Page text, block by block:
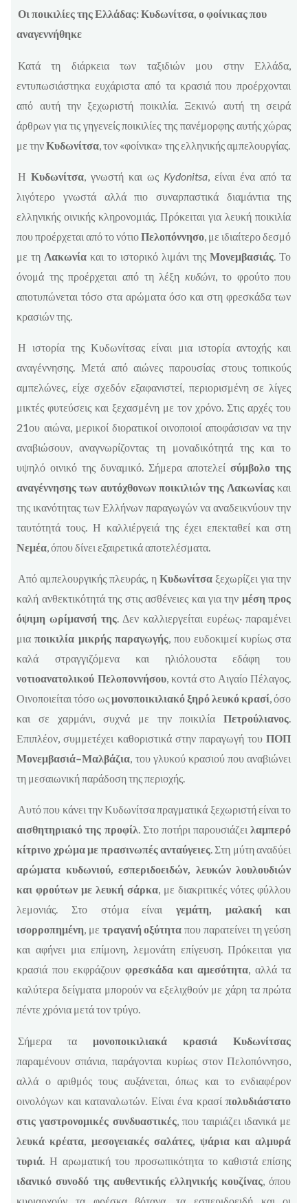
Οι ποικιλίες της Ελλάδας: Κυδωνίτσα, ο φοίνικας που
αναγεννήθηκε
Κατά τη διάρκεια των ταξιδιών μου στην Ελλάδα,
εντυπωσιάστηκα ευχάριστα από τα κρασιά που προέρχονται
από αυτή την ξεχωριστή ποικιλία. Ξεκινώ αυτή τη σειρά
άρθρων για τις γηγενείς ποικιλίες της πανέμορφης αυτής χώρας
με τηνΚυδωνίτσα, τον «φοίνικα» της ελληνικής αμπελουργίας.
ΗΚυδωνίτσα, γνωστή και ως Kydonitsa, είναι ένα από τα
λιγότερο γνωστά αλλά πιο συναρπαστικά διαμάντια της
ελληνικής οινικής κληρονομιάς. Πρόκειται για λευκή ποικιλία
που προέρχεται από το νότιοΠελοπόννησο, με ιδιαίτερο δεσμό
με τη Λακωνία και το ιστορικό λιμάνι τηςΜονεμβασιάς. Το
όνομά της προέρχεται από τη λέξη κυδώνι, το φρούτο που
αποτυπώνεται τόσο στα αρώματα όσο και στη φρεσκάδα των
κρασιών της.
Η ιστορία της Κυδωνίτσας είναι μια ιστορία αντοχής και
αναγέννησης. Μετά από αιώνες παρουσίας στους τοπικούς
αμπελώνες, είχε σχεδόν εξαφανιστεί, περιορισμένη σε λίγες
μικτές φυτεύσεις και ξεχασμένη με τον χρόνο. Στις αρχές του
21ου αιώνα, μερικοί διορατικοί οινοποιοί αποφάσισαν να την
αναβιώσουν, αναγνωρίζοντας τη μοναδικότητά της και το
υψηλό οινικό της δυναμικό. Σήμερα αποτελείσύμβολο της
αναγέννησης των αυτόχθονων ποικιλιών της Λακωνίας και
της ικανότητας των Ελλήνων παραγωγών να αναδεικνύουν την
ταυτότητά τους. Η καλλιέργειά της έχει επεκταθεί και στη
Νεμέα, όπου δίνει εξαιρετικά αποτελέσματα.
Από αμπελουργικής πλευράς, η Κυδωνίτσαξεχωρίζει για την
καλή ανθεκτικότητά της στις ασθένειες και για τηνμέση προς
όψιμη ωρίμανσή της. Δεν καλλιεργείται ευρέως· παραμένει
μιαποικιλία μικρής παραγωγής, που ευδοκιμεί κυρίως στα
καλά στραγγιζόμενα και ηλιόλουστα εδάφη του
νοτιοανατολικού Πελοποννήσου, κοντά στο Αιγαίο Πέλαγος.
Οινοποιείται τόσο ωςμονοποικιλιακό ξηρό λευκό κρασί, όσο
και σε χαρμάνι, συχνά με την ποικιλίαΠετρούλιανος.
Επιπλέον, συμμετέχει καθοριστικά στην παραγωγή τουΠΟΠ
Μονεμβασιά–Μαλβάζια, του γλυκού κρασιού που αναβιώνει
τη μεσαιωνική παράδοση της περιοχής.
Αυτό που κάνει την Κυδωνίτσα πραγματικά ξεχωριστή είναι το
αισθητηριακό της προφίλ. Στο ποτήρι παρουσιάζειλαμπερό
κίτρινο χρώμα με πρασινωπές ανταύγειες. Στη μύτη αναδύει
αρώματα κυδωνιού, εσπεριδοειδών, λευκών λουλουδιών
και φρούτων με λευκή σάρκα, με διακριτικές νότες φύλλου
λεμονιάς. Στο στόμα είναιγεμάτη, μαλακή και
ισορροπημένη, με τραγανή οξύτητα που παρατείνει τη γεύση
και αφήνει μια επίμονη, λεμονάτη επίγευση. Πρόκειται για
κρασιά που εκφράζουν φρεσκάδα και αμεσότητα, αλλά τα
καλύτερα δείγματα μπορούν να εξελιχθούν με χάρη τα πρώτα
πέντε χρόνια μετά τον τρύγο.
Σήμερα ταμονοποικιλιακά κρασιά Κυδωνίτσας
παραμένουν σπάνια, παράγονται κυρίως στον Πελοπόννησο,
αλλά ο αριθμός τους αυξάνεται, όπως και το ενδιαφέρον
οινολόγων και καταναλωτών. Είναι ένα κρασίπολυδιάστατο
στις γαστρονομικές συνδυαστικές, που ταιριάζει ιδανικά με
λευκά κρέατα, μεσογειακές σαλάτες, ψάρια και αλμυρά
τυριά. Η αρωματική του προσωπικότητα το καθιστά επίσης
ιδανικό συνοδό της αυθεντικής ελληνικής κουζίνας, όπου